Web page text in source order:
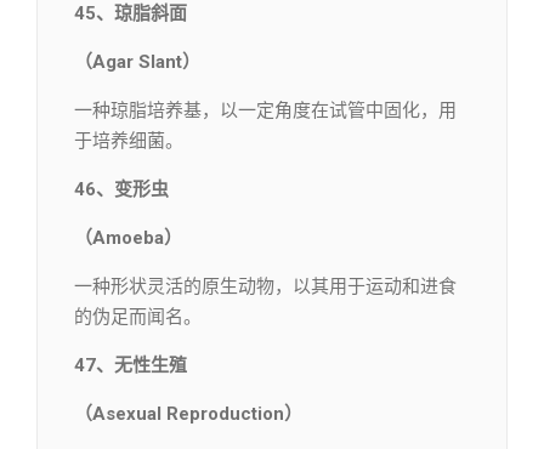
45、琼脂斜面
（Agar Slant）
一种琼脂培养基，以一定角度在试管中固化，用
于培养细菌。
46、变形虫
（Amoeba）
一种形状灵活的原生动物，以其用于运动和进食
的伪足而闻名。
47、无性生殖
（Asexual Reproduction）